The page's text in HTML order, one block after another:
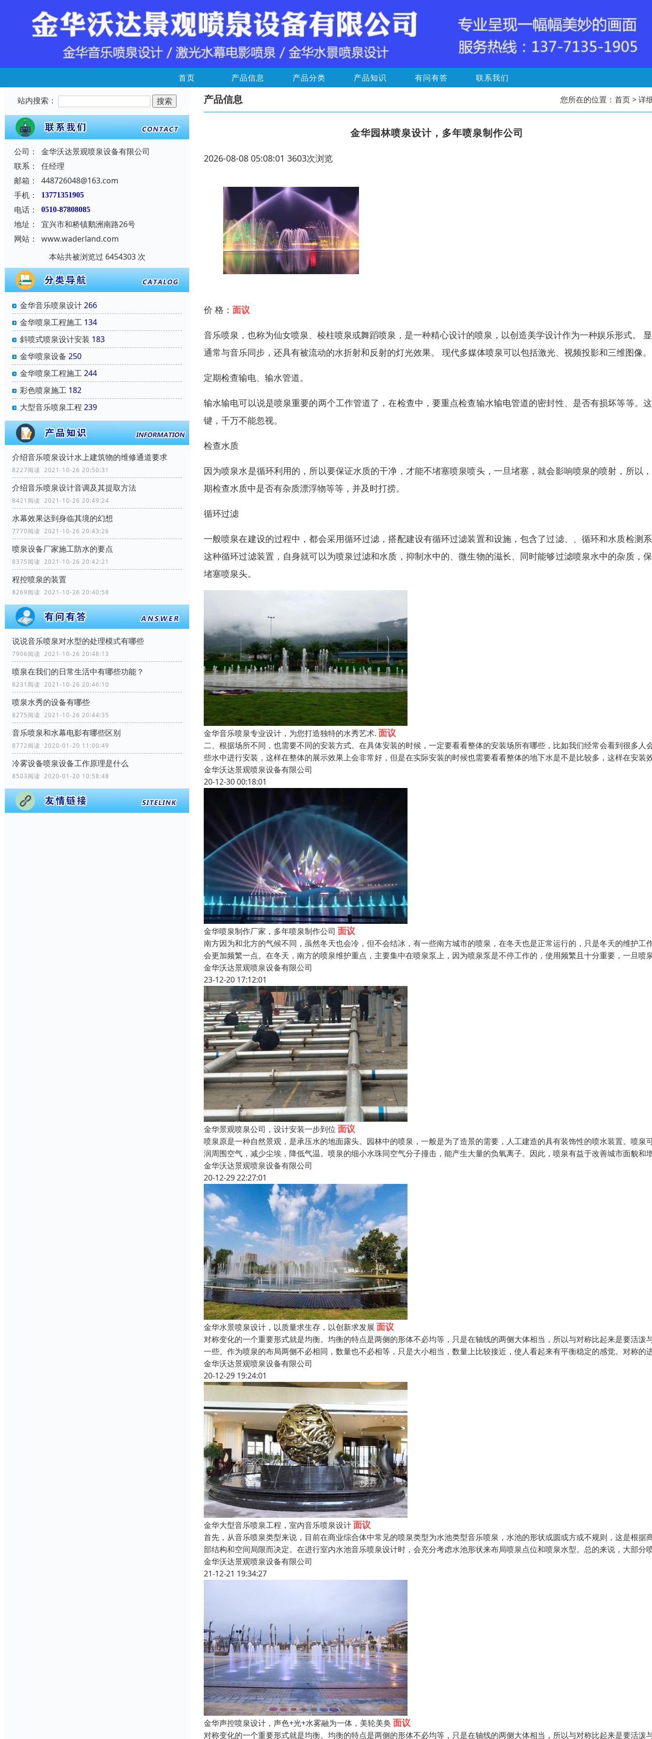
首页 产品信息 产品分类 产品知识 有问有答 联系我们
站内搜索：
公司：
金华沃达景观喷泉设备有限公司
联系：
任经理
邮箱：
448726048@163.com
手机：
13771351905
电话： 0510-87808085
地址：
宜兴市和桥镇鹅洲南路26号
网站：
www.waderland.com
本站共被浏览过 6454303 次
金华音乐喷泉设计266
金华喷泉工程施工 134
斜喷式喷泉设计安装 183
金华喷泉设备 250
金华喷泉工程施工244
彩色喷泉施工 182
大型音乐喷泉工程 239
介绍音乐喷泉设计水上建筑物的维修通道要求
8227阅读 2021-10-26 20:50:31
介绍音乐喷泉设计音调及其提取方法
8421阅读 2021-10-26 20:49:24
水幕效果达到身临其境的幻想
7770阅读 2021-10-26 20:43:26
喷泉设备厂家施工防水的要点
8375阅读 2021-10-26 20:42:21
程控喷泉的装置
8269阅读 2021-10-26 20:40:58
说说音乐喷泉对水型的处理模式有哪些
7906阅读 2021-10-26 20:48:13
喷泉在我们的日常生活中有哪些功能？
8231阅读 2021-10-26 20:46:10
喷泉水秀的设备有哪些
8275阅读 2021-10-26 20:44:35
音乐喷泉和水幕电影有哪些区别
8772阅读 2020-01-20 11:00:49
冷雾设备喷泉设备工作原理是什么
8503阅读 2020-01-20 10:58:48
产品信息 您所在的位置： 首页> 详
金华园林喷泉设计，多年喷泉制作公司
2026-08-08 05:08:01 3603次浏览
价 格： 面议
音乐喷泉，也称为仙女喷泉、棱柱喷泉或舞蹈喷泉，是一种精心设计的喷泉，以创造美学设计作为一种娱乐形式。
通常与音乐同步，还具有被流动的水折射和反射的灯光效果。 现代多媒体喷泉可以包括激光、视频投影和三维图像。
定期检查输电、输水管道。
输水输电可以说是喷泉重要的两个工作管道了，在检查中，要重点检查输水输电管道的密封性、是否有损坏等等。
键，千万不能忽视。
检查水质
因为喷泉水是循环利用的，所以要保证水质的干净，才能不堵塞喷泉喷头，一旦堵塞，就会影响喷泉的喷射，所以
期检查水质中是否有杂质漂浮物等等，并及时打捞。
循环过滤
一般喷泉在建设的过程中，都会采用循环过滤，搭配建设有循环过滤装置和设施，包含了过滤、、循环和水质检测
这种循环过滤装置，自身就可以为喷泉过滤和水质，抑制水中的、微生物的滋长、同时能够过滤喷泉水中的杂质，
堵塞喷泉头。
金华音乐喷泉专业设计，为您打造独特的水秀艺术. 面议
二、根据场所不同，也需要不同的安装方式。在具体安装的时候，一定要看看整体的安装场所有哪些，比如我们经常会看到很多人
些水中进行安装，这样在整体的展示效果上会非常好，但是在实际安装的时候也需要看看整体的地下水是不是比较多，这样在安装
金华沃达景观喷泉设备有限公司
20-12-30 00:18:01
金华喷泉制作厂家，多年喷泉制作公司 面议
南方因为和北方的气候不同，虽然冬天也会冷，但不会结冰，有一些南方城市的喷泉，在冬天也是正常运行的，只是冬天的维护工
会更加频繁一点。在冬天，南方的喷泉维护重点，主要集中在喷泉泵上，因为喷泉泵是不停工作的，使用频繁且十分重要，一旦喷
金华沃达景观喷泉设备有限公司
23-12-20 17:12:01
金华景观喷泉公司，设计安装一步到位 面议
喷泉原是一种自然景观，是承压水的地面露头。园林中的喷泉，一般是为了造景的需要，人工建造的具有装饰性的喷水装置。喷泉
润周围空气，减少尘埃，降低气温。喷泉的细小水珠同空气分子撞击，能产生大量的负氧离子。因此，喷泉有益于改善城市面貌和
金华沃达景观喷泉设备有限公司
20-12-29 22:27:01
金华水景喷泉设计，以质量求生存，以创新求发展 面议
对称变化的一个重要形式就是均衡。均衡的特点是两侧的形体不必均等，只是在轴线的两侧大体相当，所以与对称比起来是要活泼
一些。作为喷泉的布局两侧不必相同，数量也不必相等，只是大小相当，数量上比较接近，使人看起来有平衡稳定的感觉。对称的
金华沃达景观喷泉设备有限公司
20-12-29 19:24:01
金华大型音乐喷泉工程，室内音乐喷泉设计面议
首先，从音乐喷泉类型来说，目前在商业综合体中常见的喷泉类型为水池类型音乐喷泉，水池的形状或圆或方或不规则，这是根据
部结构和空间局限而决定。在进行室内水池音乐喷泉设计时，会充分考虑水池形状来布局喷泉点位和喷泉水型。总的来说，大部分
金华沃达景观喷泉设备有限公司
21-12-21 19:34:27
金华声控喷泉设计，声色+光+水雾融为一体，美轮美奂 面议
对称变化的一个重要形式就是均衡。均衡的特点是两侧的形体不必均等，只是在轴线的两侧大体相当，所以与对称比起来是要活泼